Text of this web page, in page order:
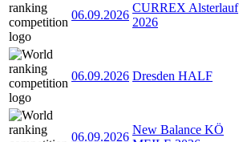
06.09.2026
CURREX Alsterlauf
2026
06.09.2026 Dresden HALF
06.09.2026
New Balance KÖ